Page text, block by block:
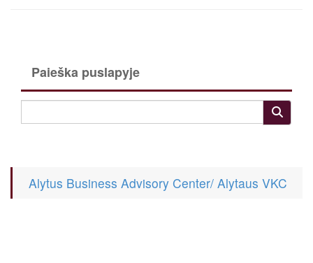
Paieška puslapyje
Alytus Business Advisory Center/ Alytaus VKC